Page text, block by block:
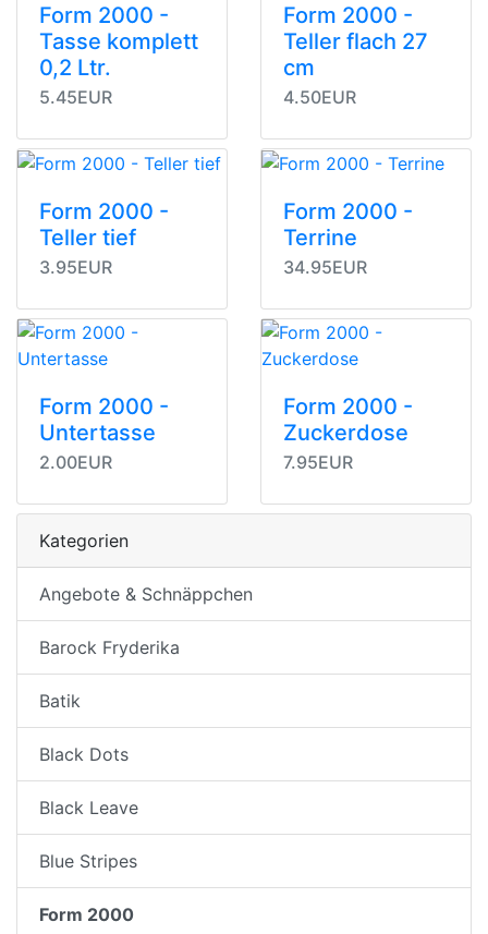
Form 2000 -
Tasse komplett
0,2 Ltr.
5.45EUR
Form 2000 -
Teller flach 27
cm
4.50EUR
Form 2000 -
Teller tief
3.95EUR
Form 2000 -
Terrine
34.95EUR
Form 2000 -
Untertasse
2.00EUR
Form 2000 -
Zuckerdose
7.95EUR
Kategorien
Angebote & Schnäppchen
Barock Fryderika
Batik
Black Dots
Black Leave
Blue Stripes
Form 2000